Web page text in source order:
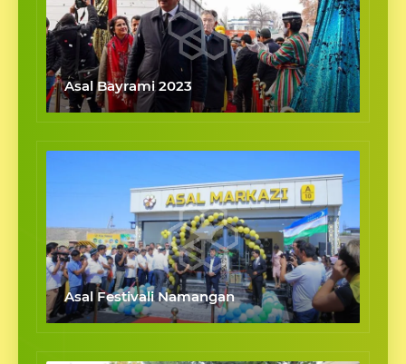
Asal Bayrami 2023
Asal Festivali Namangan